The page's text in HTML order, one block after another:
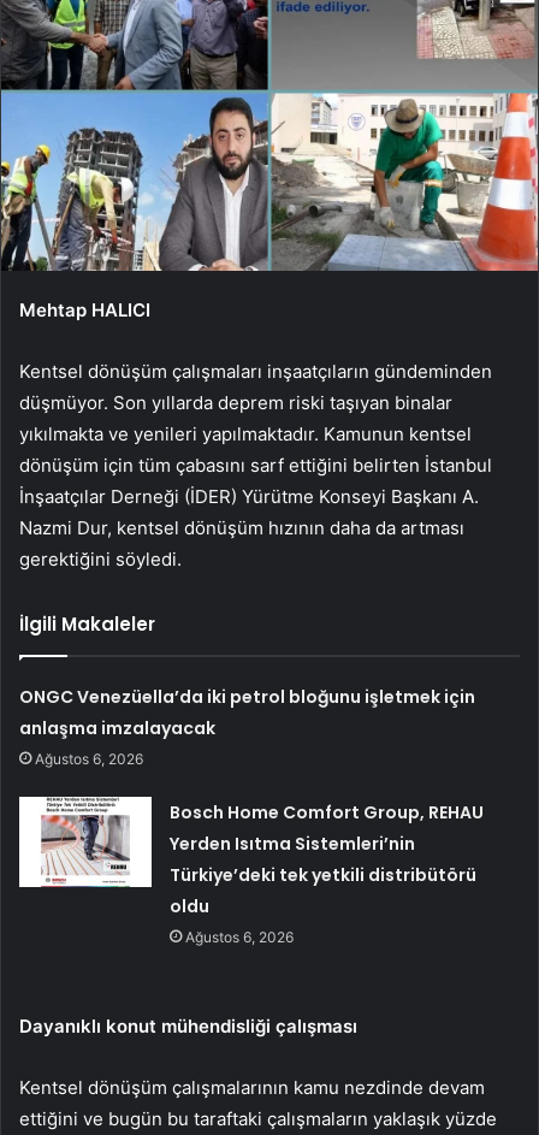
Mehtap HALICI
Kentsel dönüşüm çalışmaları inşaatçıların gündeminden
düşmüyor. Son yıllarda deprem riski taşıyan binalar
yıkılmakta ve yenileri yapılmaktadır. Kamunun kentsel
dönüşüm için tüm çabasını sarf ettiğini belirten İstanbul
İnşaatçılar Derneği (İDER) Yürütme Konseyi Başkanı A.
Nazmi Dur, kentsel dönüşüm hızının daha da artması
gerektiğini söyledi.
İlgili Makaleler
ONGC Venezüella’da iki petrol bloğunu işletmek için
anlaşma imzalayacak
Ağustos 6, 2026
Bosch Home Comfort Group, REHAU
Yerden Isıtma Sistemleri’nin
Türkiye’deki tek yetkili distribütörü
oldu
Ağustos 6, 2026
Dayanıklı konut mühendisliği çalışması
Kentsel dönüşüm çalışmalarının kamu nezdinde devam
ettiğini ve bugün bu taraftaki çalışmaların yaklaşık yüzde